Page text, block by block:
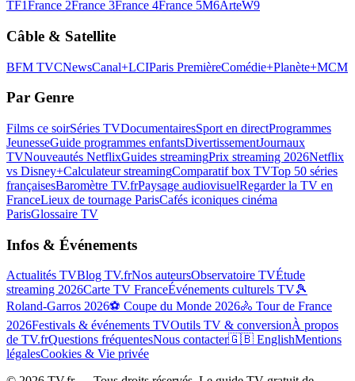
TF1France 2France 3France 4France 5M6ArteW9
Câble & Satellite
BFM TVCNewsCanal+LCIParis PremièreComédie+Planète+MCM
Par Genre
Films ce soirSéries TVDocumentairesSport en directProgrammes
JeunesseGuide programmes enfantsDivertissementJournaux
TVNouveautés NetflixGuides streamingPrix streaming 2026Netflix
vs Disney+Calculateur streamingComparatif box TVTop 50 séries
françaisesBaromètre TV.frPaysage audiovisuelRegarder la TV en
FranceLieux de tournage ParisCafés iconiques cinéma
ParisGlossaire TV
Infos & Événements
Actualités TVBlog TV.frNos auteursObservatoire TVÉtude
streaming 2026Carte TV FranceÉvénements culturels TV🎾
Roland-Garros 2026⚽ Coupe du Monde 2026🚴 Tour de France
2026Festivals & événements TVOutils TV & conversionÀ propos
de TV.frQuestions fréquentesNous contacter🇬🇧 EnglishMentions
légalesCookies & Vie privée